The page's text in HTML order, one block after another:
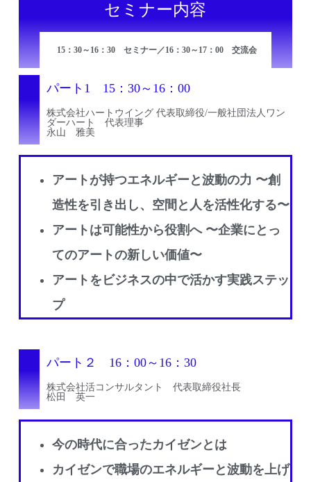
セミナー内容
15：30～16：30 セミナー／16：30～17：00 交流会
パート1 15：30～16：00
株式会社ハートウイング 代表取締役/一般社団法人ワン
ダーハート 代表理事
永山 雅美
アートが持つエネルギーと波動の力 〜創
造性を引き出し、空間と人を活性化する〜
アートは可能性から役割へ 〜企業にとっ
てのアートの新しい価値〜
アートをビジネスの中で活かす実践ステッ
プ
パート２ 16：00～16：30
株式会社活コンサルタント 代表取締役社長
松田 英一
今の時代に合ったカイゼンとは
カイゼンで職場のエネルギーと波動を上げ